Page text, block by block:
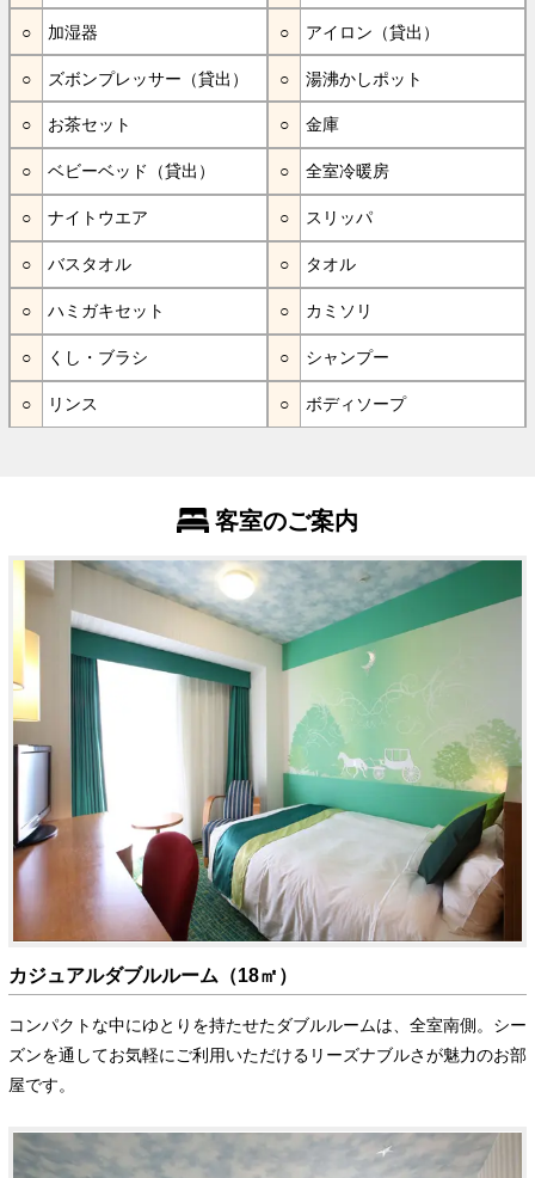
加湿器 アイロン（貸出）
ズボンプレッサー（貸出） 湯沸かしポット
お茶セット 金庫
ベビーベッド（貸出） 全室冷暖房
ナイトウエア スリッパ
バスタオル タオル
ハミガキセット カミソリ
くし・ブラシ シャンプー
リンス ボディソープ
客室のご案内
カジュアルダブルルーム（18㎡）
コンパクトな中にゆとりを持たせたダブルルームは、全室南側。シー
ズンを通してお気軽にご利用いただけるリーズナブルさが魅力のお部
屋です。